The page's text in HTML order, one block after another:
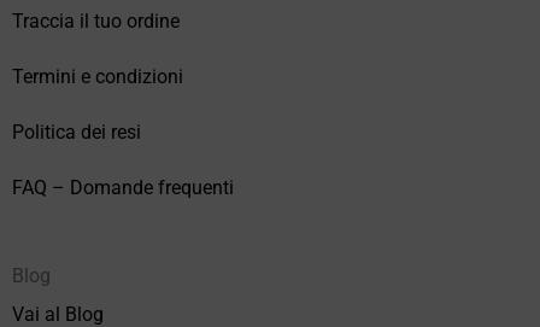
Traccia il tuo ordine
Termini e condizioni
Politica dei resi
FAQ – Domande frequenti
Blog
Vai al Blog